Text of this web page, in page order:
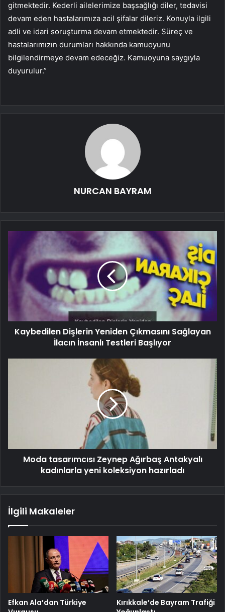
gitmektedir. Kederli ailelerimize başsağlığı diler, tedavisi
devam eden hastalarımıza acil şifalar dileriz. Konuyla ilgili
adli ve idari soruşturma devam etmektedir. Süreç ve
hastalarımızın durumları hakkında kamuoyunu
bilgilendirmeye devam edeceğiz. Kamuoyuna saygıyla
duyurulur.”
NURCAN BAYRAM
Kaybedilen Dişlerin Yeniden Çıkmasını Sağlayan
İlacın İnsanlı Testleri Başlıyor
Moda tasarımcısı Zeynep Ağırbaş Antakyalı
kadınlarla yeni koleksiyon hazırladı
İlgili Makaleler
Efkan Ala’dan Türkiye
Kırıkkale’de Bayram Trafiği